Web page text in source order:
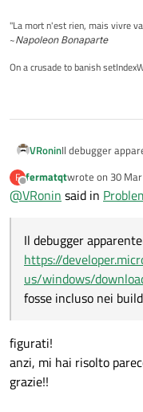
"La mort n'est rien, mais vivre
~Napoleon Bonaparte
On a crusade to banish
VRoninIl debugger
us/windows/
fosse incluso nei
F
Offline
fermatqtwrote on 30
last edited by
@VRonin said in
Il debugger
https://
us/windows/
fosse incluso nei
figurati!
anzi, mi hai risolto
grazie!!